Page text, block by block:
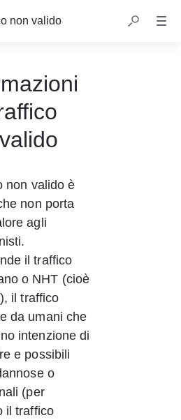
non valido
non valido è
non porta
agli
il traffico
o NHT (cioè
il traffico
da umani che
intenzione di
e possibili
o
(per
il traffico